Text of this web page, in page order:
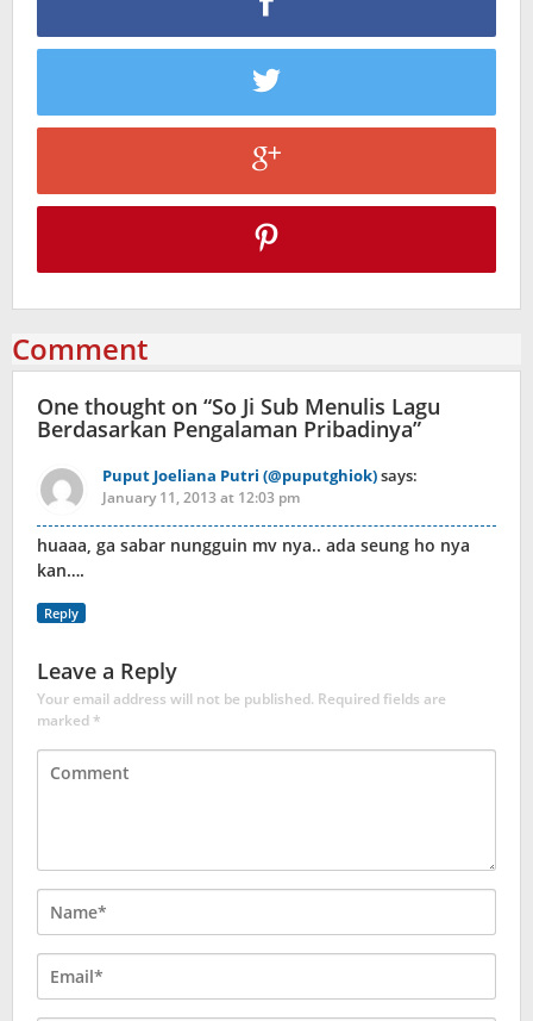
Comment
One thought on “So Ji Sub Menulis Lagu
Berdasarkan Pengalaman Pribadinya”
Puput Joeliana Putri (@puputghiok)says:
January 11, 2013 at 12:03 pm
huaaa, ga sabar nungguin mv nya.. ada seung ho nya
kan….
Reply
Leave a Reply
Your email address will not be published. Required fields are
marked*